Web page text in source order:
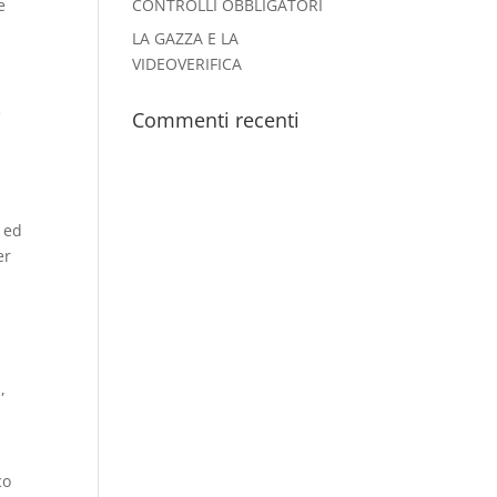
CONTROLLI OBBLIGATORI
LA GAZZA E LA
VIDEOVERIFICA
Commenti recenti